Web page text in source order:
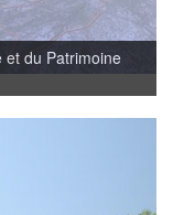
et du Patrimoine